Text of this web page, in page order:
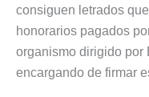
consiguen letrados
honorarios pagados
organismo dirigido por
encargando de firmar